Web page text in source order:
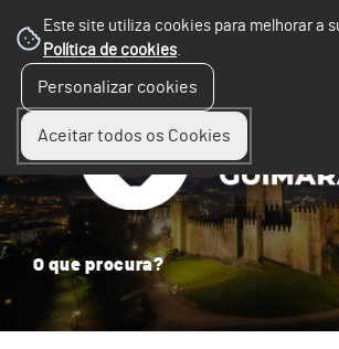
Este site utiliza cookies para melhorar a
Política de cookies.
Personalizar cookies
Aceitar todos os Cookies